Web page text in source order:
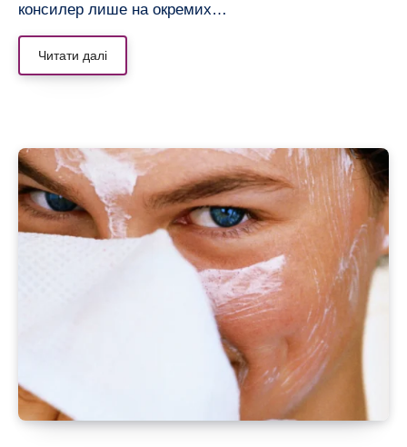
консилер лише на окремих…
Читати далі